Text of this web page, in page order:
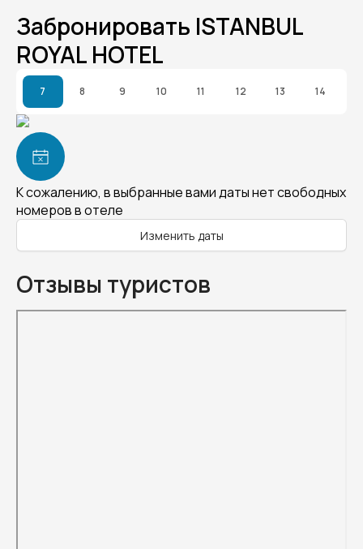
Забронировать ISTANBUL
ROYAL HOTEL
7 8 9 10 11 12 13 14
К сожалению, в выбранные вами даты нет свободных
номеров в отеле
Изменить даты
Отзывы туристов